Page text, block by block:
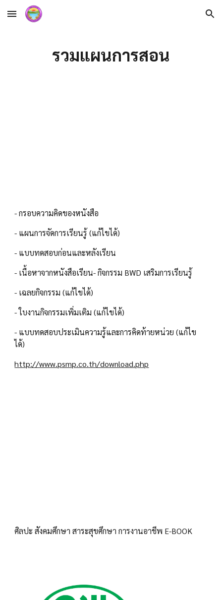
Skip to main content Skip to navigation
รวมแผนการสอน
- กรอบความคิดของหนังสือ
- แผนการจัดการเรียนรู้ (แก้ไขได้)
- แบบทดสอบก่อนและหลังเรียน
- เนื้อหาจากหนังสือเรียน- กิจกรรม BWD เสริมการเรียนรู้
- เฉลยกิจกรรม (แก้ไขได้)
- ใบงานกิจกรรมเพิ่มเติม (แก้ไขได้)
- แบบทดสอบประเมินความรู้และการคิดท้ายหน่วย (แก้ไข
ได้)
http://www.psmp.co.th/download.php
ศิลปะ สังคมศึกษา สาระสุขศึกษา การงานอาชีพ E-BOOK